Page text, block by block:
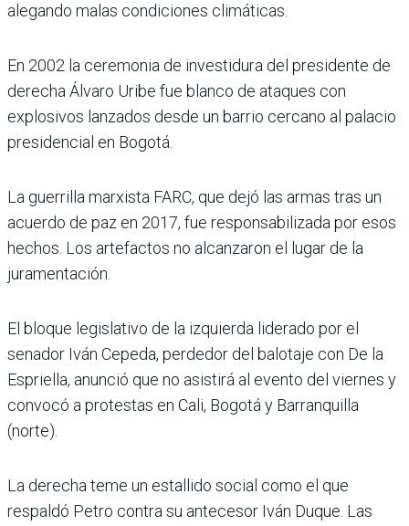
alegando malas condiciones climáticas.
En 2002 la ceremonia de investidura del presidente de
derecha Álvaro Uribe fue blanco de ataques con
explosivos lanzados desde un barrio cercano al palacio
presidencial en Bogotá.
La guerrilla marxista FARC, que dejó las armas tras un
acuerdo de paz en 2017, fue responsabilizada por esos
hechos. Los artefactos no alcanzaron el lugar de la
juramentación.
El bloque legislativo de la izquierda liderado por el
senador Iván Cepeda, perdedor del balotaje con De la
Espriella, anunció que no asistirá al evento del viernes y
convocó a protestas en Cali, Bogotá y Barranquilla
(norte).
La derecha teme un estallido social como el que
respaldó Petro contra su antecesor Iván Duque. Las